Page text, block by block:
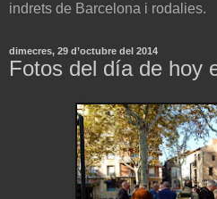
indrets de Barcelona i rodalies.
dimecres, 29 d’octubre del 2014
Fotos del día de hoy